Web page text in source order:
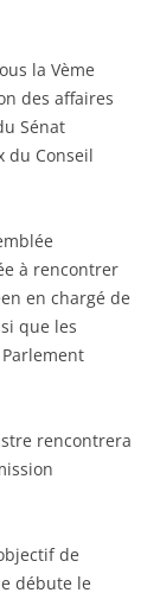
la Vème
des affaires
Sénat
du Conseil
à rencontrer
en chargé de
que les
rencontrera
de
débute le